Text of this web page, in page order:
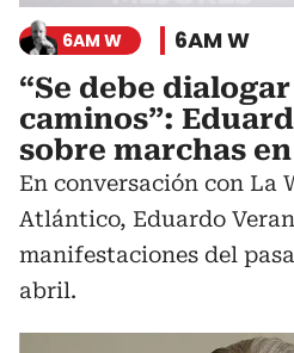
6AM W 6AM W
“Se debe
caminos”:
sobre marchas
En conversación con La
Atlántico, Eduardo
manifestaciones del
abril.